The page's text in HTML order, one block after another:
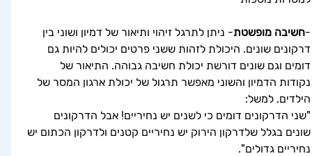
-חשיבה מופשטת- ניתן לתרגל זיהוי ותיאור של דמיון ושוני בין
דרקונים שונים. היכולת לזהות ששני פרטים יכולים להיות גם
דומים וגם שונים דורשת יכולת חשיבה גבוהה. התיאור של
נקודות הדמיון והשוני מאפשר תרגול של יכולת ארגון המסר של
הילדים. למשל:
"שני הדרקונים דומים כי לשנים יש נחיריים! אבל הדרקונים
שונים בגלל שלדרקון הירוק יש נחיריים קטנים ולדרקון הכתום יש
נחיריים גדולים".